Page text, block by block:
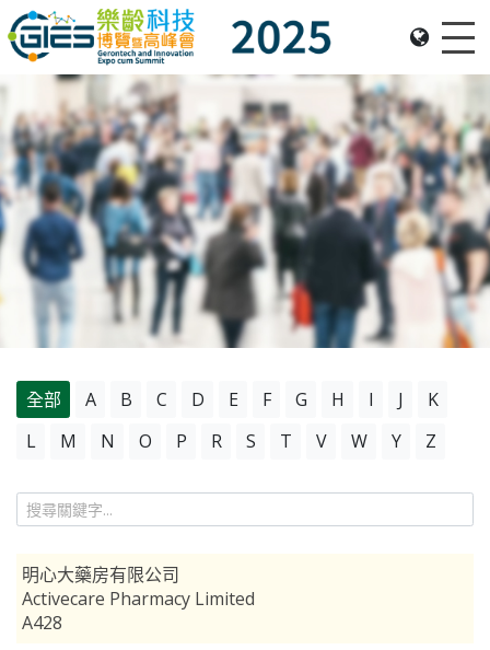
Date: Expo: 20-23 Nov 2025, Venue: Hall 1A-C, HKCEC
全部 A B C D E F G H I J
K
L
M N O P R S T V W Y Z
明心大藥房有限公司
Activecare Pharmacy Limited
A428